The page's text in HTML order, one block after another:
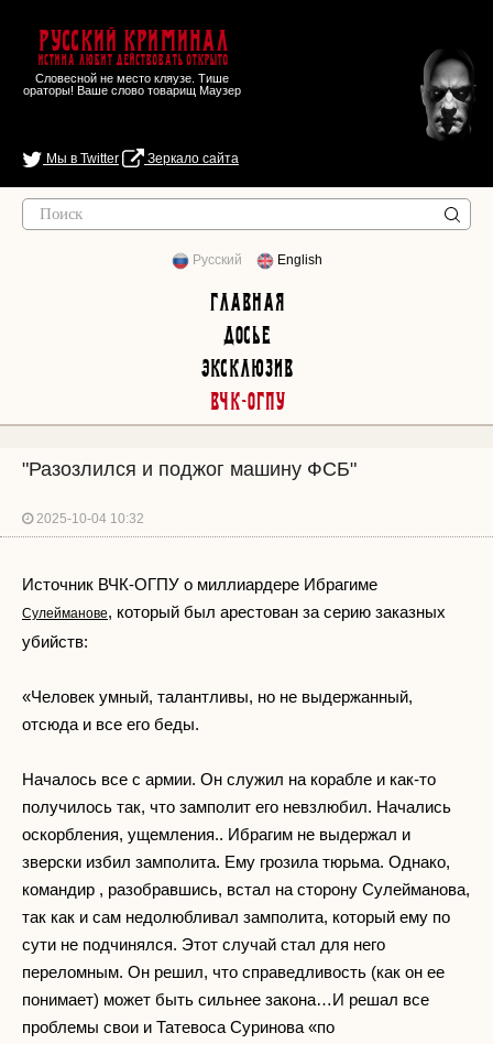
Русский Криминал
Истина любит действовать открыто
Словесной не место кляузе. Тише
ораторы! Ваше слово товарищ Маузер
Мы в Twitter Зеркало сайта
Русский English
Главная
Досье
Эксклюзив
ВЧК-ОГПУ
"Разозлился и поджог машину ФСБ"
2025-10-04 10:32
Источник ВЧК-ОГПУ о миллиардере Ибрагиме
Сулейманове, который был арестован за серию заказных
убийств:
«Человек умный, талантливы, но не выдержанный,
отсюда и все его беды.
Началось все с армии. Он служил на корабле и как-то
получилось так, что замполит его невзлюбил. Начались
оскорбления, ущемления.. Ибрагим не выдержал и
зверски избил замполита. Ему грозила тюрьма. Однако,
командир , разобравшись, встал на сторону Сулейманова,
так как и сам недолюбливал замполита, который ему по
сути не подчинялся. Этот случай стал для него
переломным. Он решил, что справедливость (как он ее
понимает) может быть сильнее закона…И решал все
проблемы свои и Татевоса Суринова «по